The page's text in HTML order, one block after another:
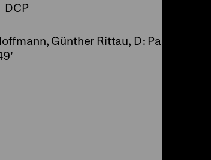
DCP
Günther Rittau, D: Paul